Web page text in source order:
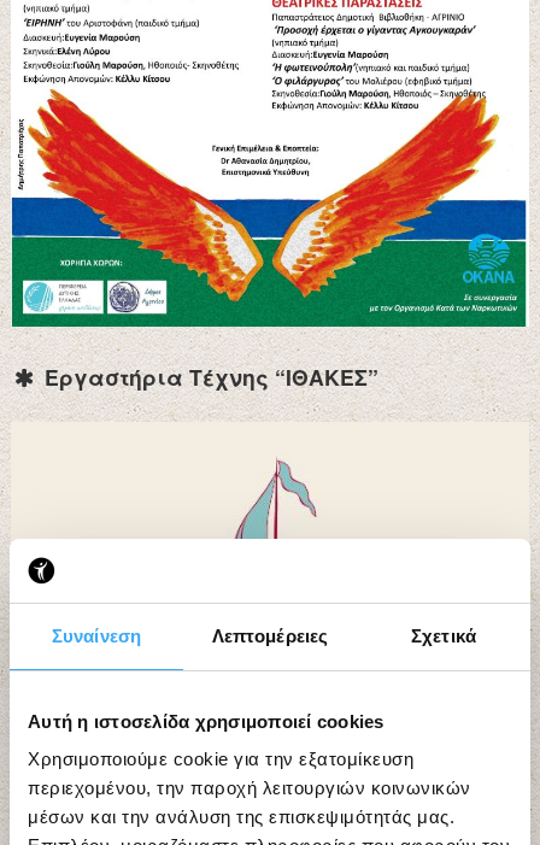
Συναίνεση Λεπτομέρειες Σχετικά
Αυτή η ιστοσελίδα χρησιμοποιεί cookies
Χρησιμοποιούμε cookie για την εξατομίκευση
περιεχομένου, την παροχή λειτουργιών κοινωνικών
μέσων και την ανάλυση της επισκεψιμότητάς μας.
Εργαστήρια Τέχνης “ΙΘΑΚΕΣ”